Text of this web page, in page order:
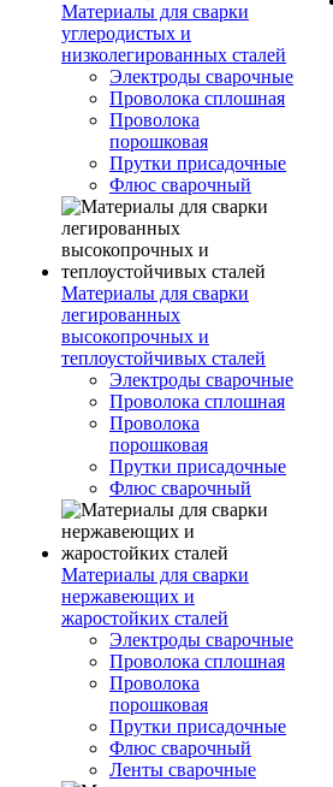
Материалы для сварки
углеродистых и
низколегированных сталей
Электроды сварочные
Проволока сплошная
Проволока
порошковая
Прутки присадочные
Флюс сварочный
Материалы для сварки
легированных
высокопрочных и
теплоустойчивых сталей
Электроды сварочные
Проволока сплошная
Проволока
порошковая
Прутки присадочные
Флюс сварочный
Материалы для сварки
нержавеющих и
жаростойких сталей
Электроды сварочные
Проволока сплошная
Проволока
порошковая
Прутки присадочные
Флюс сварочный
Ленты сварочные